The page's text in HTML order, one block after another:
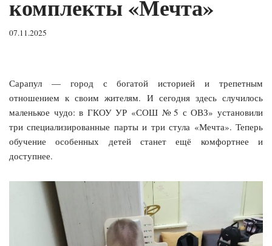
комплекты «Мечта»
07.11.2025
Сарапул — город с богатой историей и трепетным
отношением к своим жителям. И сегодня здесь случилось
маленькое чудо: в ГКОУ УР «СОШ № 5 с ОВЗ» установили
три специализированные парты и три стула «Мечта». Теперь
обучение особенных детей станет ещё комфортнее и
доступнее.